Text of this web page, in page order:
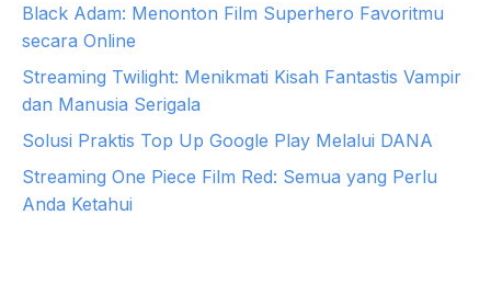
Black Adam: Menonton Film Superhero Favoritmu
secara Online
Streaming Twilight: Menikmati Kisah Fantastis Vampir
dan Manusia Serigala
Solusi Praktis Top Up Google Play Melalui DANA
Streaming One Piece Film Red: Semua yang Perlu
Anda Ketahui